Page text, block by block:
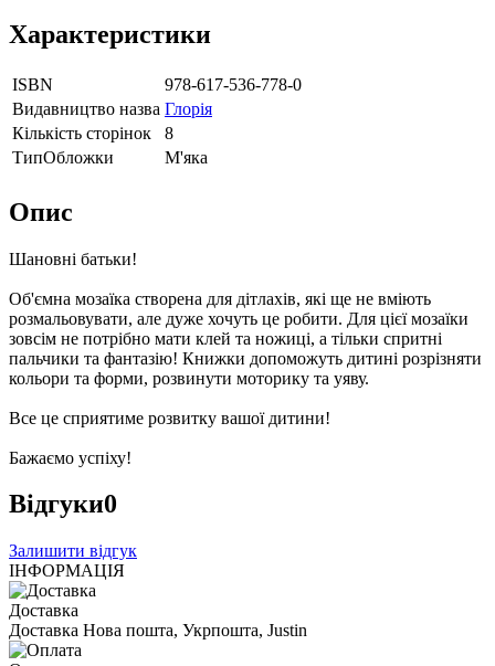
Характеристики
ISBN
978-617-536-778-0
Видавництво назва Глорія
Кількість сторінок
8
ТипОбложки
М'яка
Опис
Шановні батьки!
Об'ємна мозаїка створена для дітлахів, які ще не вміють
розмальовувати, але дуже хочуть це робити. Для цієї мозаїки
зовсім не потрібно мати клей та ножиці, а тільки спритні
пальчики та фантазію! Книжки допоможуть дитині розрізняти
кольори та форми, розвинути моторику та уяву.
Все це сприятиме розвитку вашої дитини!
Бажаємо успіху!
Відгуки0
Залишити відгук
ІНФОРМАЦІЯ
Доставка
Доставка Нова пошта, Укрпошта, Justin